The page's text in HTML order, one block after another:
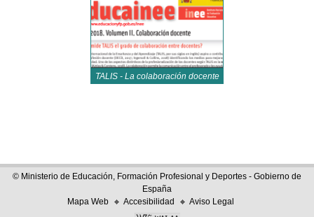
TALIS - La colaboración docente
© Ministerio de Educación, Formación Profesional y Deportes - Gobierno de
España
Mapa Web
Accesibilidad Aviso Legal